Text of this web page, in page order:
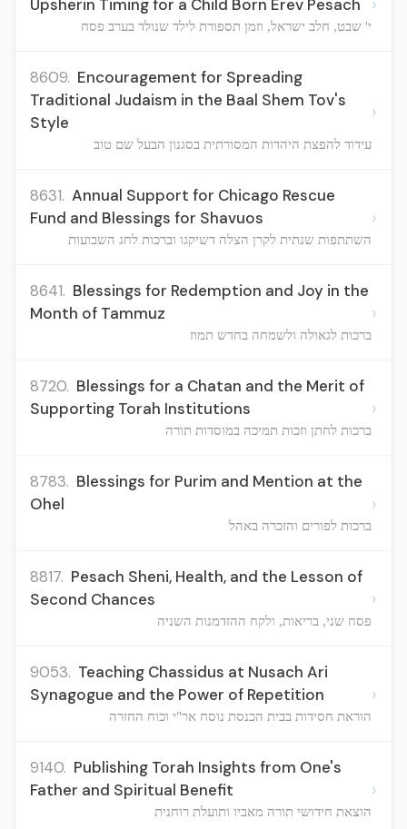
Upsherin Timing for a Child Born Erev Pesach
י' שבט, חלב ישראל, וזמן תספורת לילד שנולד בערב פסח
8609. Encouragement for Spreading
Traditional Judaism in the Baal Shem Tov's
Style
עידוד להפצת היהדות המסורתית בסגנון הבעל שם טוב
›
8631. Annual Support for Chicago Rescue
Fund and Blessings for Shavuos
השתתפות שנתית לקרן הצלה דשיקגו וברכות לחג השבועות
›
8641. Blessings for Redemption and Joy in the
Month of Tammuz
ברכות לגאולה ולשמחה בחדש תמוז
›
8720. Blessings for a Chatan and the Merit of
Supporting Torah Institutions
ברכות לחתן וזכות תמיכה במוסדות תורה
›
8783. Blessings for Purim and Mention at the
Ohel
ברכות לפורים והזכרה באהל
›
8817. Pesach Sheni, Health, and the Lesson of
Second Chances
פסח שני, בריאות, ולקח ההזדמנות השניה
›
9053. Teaching Chassidus at Nusach Ari
Synagogue and the Power of Repetition
הוראת חסידות בבית הכנסת נוסח אר"י וכוח החזרה
›
9140. Publishing Torah Insights from One's
Father and Spiritual Benefit
הוצאת חידושי תורה מאביו ותועלת רוחנית
›